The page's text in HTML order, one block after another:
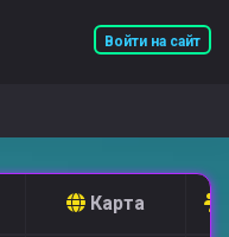
Войти на сайт
Карта